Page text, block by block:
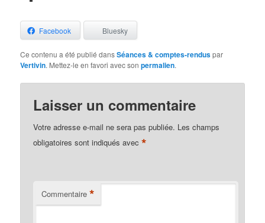
Facebook Bluesky
Ce contenu a été publié dansSéances & comptes-renduspar
Vertivin. Mettez-le en favori avec sonpermalien.
Laisser un commentaire
Votre adresse e-mail ne sera pas publiée. Les champs
obligatoires sont indiqués avec*
Commentaire *